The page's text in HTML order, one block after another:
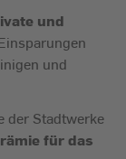
und
und
der Stadtwerke
für das